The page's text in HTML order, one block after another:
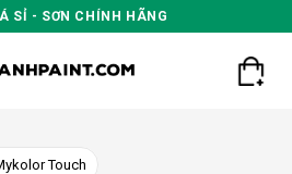
SỈ - SƠN CHÍNH HÃNG
Touch